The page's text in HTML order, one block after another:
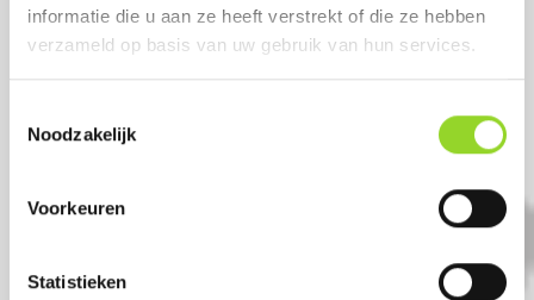
informatie die u aan ze heeft verstrekt of die ze hebben
verzameld op basis van uw gebruik van hun services.
Noodzakelijk
Voorkeuren
Statistieken
400 shots 20mm